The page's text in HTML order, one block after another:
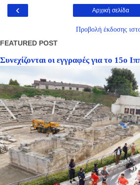
‹ Αρχική σελίδα
Προβολή έκδοσης
FEATURED POST
Συνεχίζονται οι εγγραφές για το 15ο